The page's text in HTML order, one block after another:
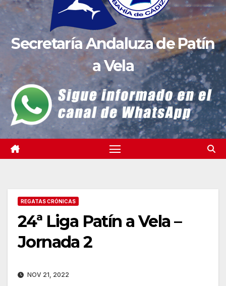
Secretaría Andaluza de Patín
a Vela
REGATAS CRÓNICAS
24ª Liga Patín a Vela –
Jornada 2
NOV 21, 2022